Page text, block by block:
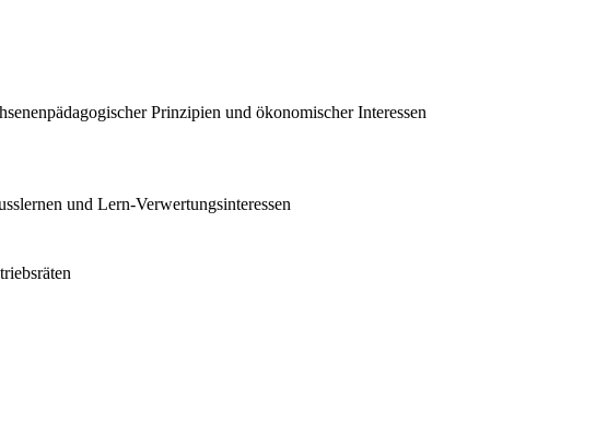
Prinzipien und ökonomischer Interessen
und Lern-Verwertungsinteressen